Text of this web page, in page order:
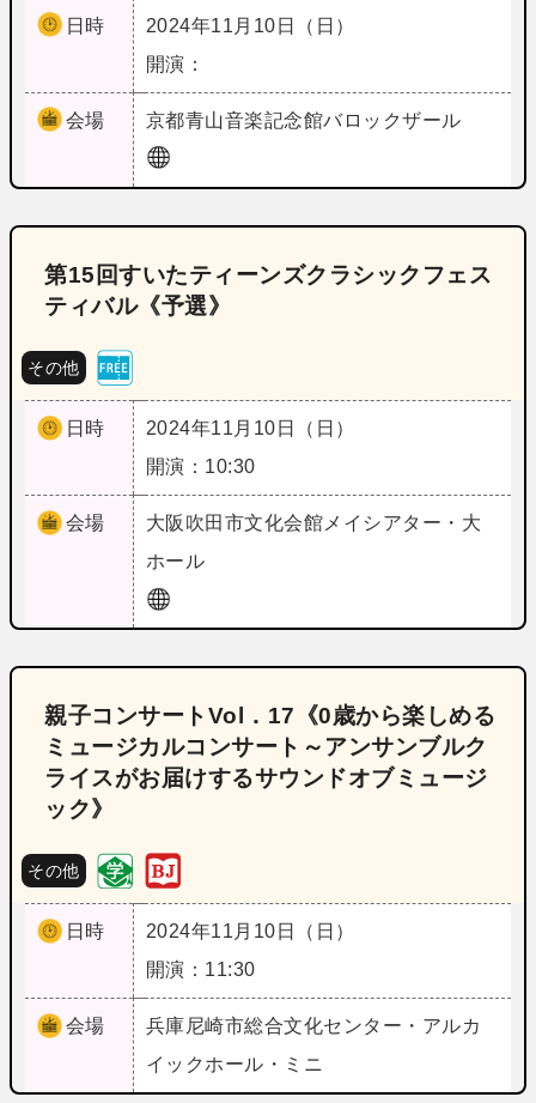
日時
2024年11月10日（日）
開演：
会場 京都青山音楽記念館バロックザール
第15回すいたティーンズクラシックフェス
ティバル《予選》
その他
日時
2024年11月10日（日）
開演：10:30
会場 大阪 吹田市文化会館メイシアター・大
ホール
親子コンサートVol．17《0歳から楽しめる
ミュージカルコンサート～アンサンブルク
ライスがお届けするサウンドオブミュージ
ック》
その他
日時
2024年11月10日（日）
開演：11:30
会場 兵庫 尼崎市総合文化センター・アルカ
イックホール・ミニ